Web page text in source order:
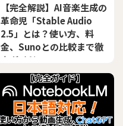
【完全解説】AI音楽生成の
革命児「Stable Audio
2.5」とは？使い方、料
金、Sunoとの比較まで徹
底ガイド